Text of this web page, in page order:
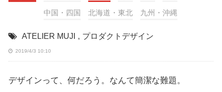
中国・四国 北海道・東北 九州・沖縄
ATELIER MUJI , プロダクトデザイン
2019/4/3 10:10
デザインって、何だろう。なんて簡潔な難題。